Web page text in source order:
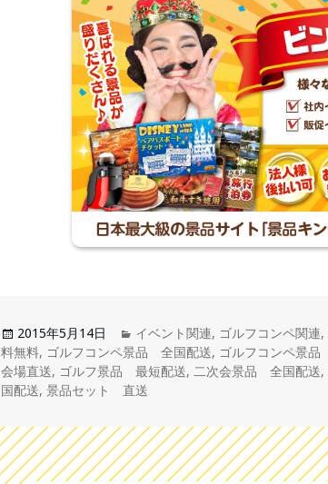
2015年5月14日 イベント関連, ゴルフコンペ関連,
料無料, ゴルフコンペ景品 全国配送, ゴルフコンペ景
会場直送, ゴルフ景品 最短配送, 二次会景品 全国配送,
国配送, 景品セット 直送